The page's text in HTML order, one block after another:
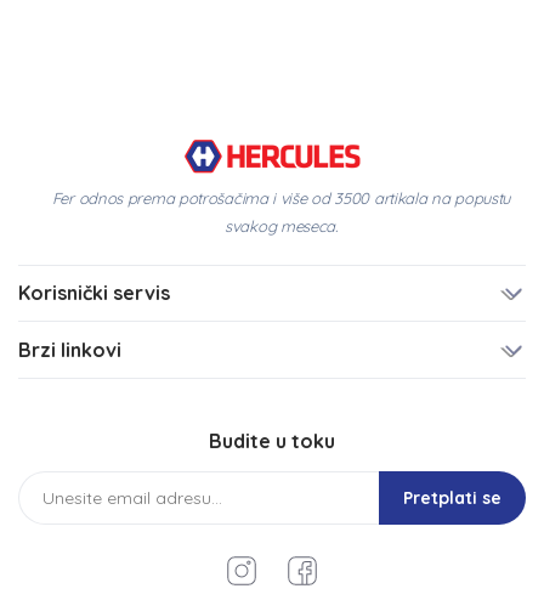
Fer odnos prema potrošačima i više od 3500 artikala na popustu
svakog meseca.
Korisnički servis
Brzi linkovi
Budite u toku
Pretplati se